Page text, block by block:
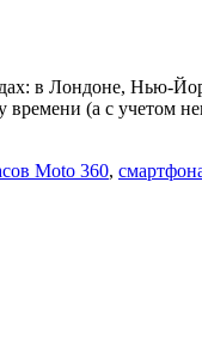
в Лондоне, Нью-
(а с учетом
Moto 360,